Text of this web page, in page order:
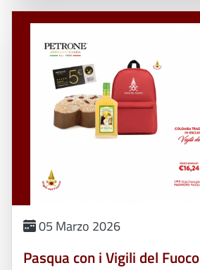
05 Marzo 2026
Pasqua con i Vigili del Fuoco